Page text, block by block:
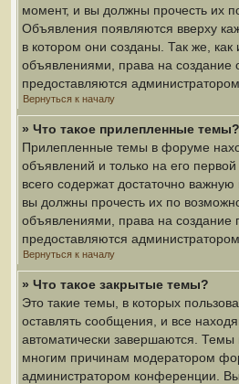
момент, и вы должны прочесть их
Объявления появляются вверху
в котором они созданы. Так же,
объявлениями, права на создание
предоставляются администратором.
Вернуться к началу
» Что такое прилепленные темы?
Прилепленные темы в форуме
объявлений и только на его
всего содержат достаточно
вы должны прочесть их по
объявлениями, права на создание
предоставляются
Вернуться к началу
» Что такое закрытые темы?
Это такие темы, в которых
оставлять сообщения, и все
автоматически завершаются. Темы
многим причинам модератором
администратором конференции.